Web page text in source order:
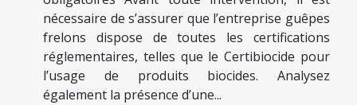
nécessaire de s’assurer que l’entreprise guêpes
frelons dispose de toutes les certifications
réglementaires, telles que le Certibiocide pour
l’usage de produits biocides. Analysez
également la présence d’une...